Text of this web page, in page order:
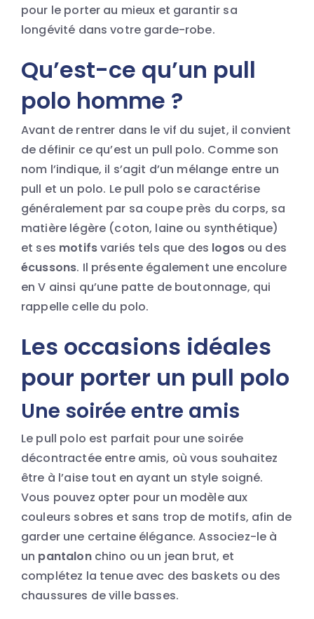
pour le porter au mieux et garantir sa
longévité dans votre garde-robe.
Qu’est-ce qu’un pull
polo homme ?
Avant de rentrer dans le vif du sujet, il convient
de définir ce qu’est un pull polo. Comme son
nom l’indique, il s’agit d’un mélange entre un
pull et un polo. Le pull polo se caractérise
généralement par sa coupe près du corps, sa
matière légère (coton, laine ou synthétique)
et ses motifsvariés tels que des logosou des
écussons. Il présente également une encolure
en V ainsi qu’une patte de boutonnage, qui
rappelle celle du polo.
Les occasions idéales
pour porter un pull polo
Une soirée entre amis
Le pull polo est parfait pour une soirée
décontractée entre amis, où vous souhaitez
être à l’aise tout en ayant un style soigné.
Vous pouvez opter pour un modèle aux
couleurs sobres et sans trop de motifs, afin de
garder une certaine élégance. Associez-le à
un pantalonchino ou un jean brut, et
complétez la tenue avec des baskets ou des
chaussures de ville basses.